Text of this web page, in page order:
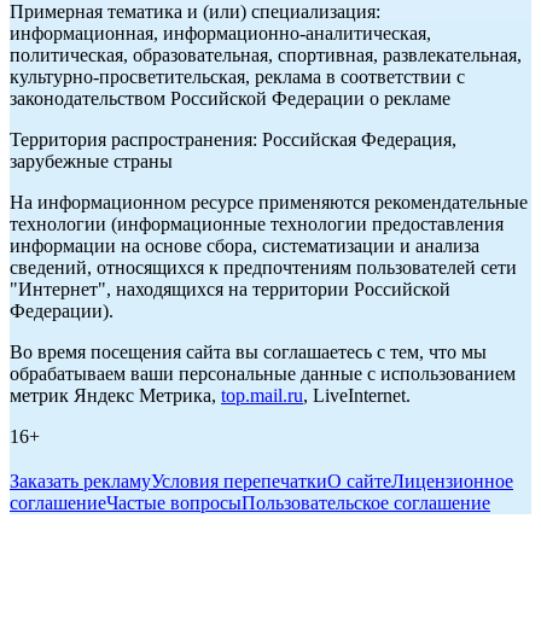
Примерная тематика и (или) специализация:
информационная, информационно-аналитическая,
политическая, образовательная, спортивная, развлекательная,
культурно-просветительская, реклама в соответствии с
законодательством Российской Федерации о рекламе
Территория распространения: Российская Федерация,
зарубежные страны
На информационном ресурсе применяются рекомендательные
технологии (информационные технологии предоставления
информации на основе сбора, систематизации и анализа
сведений, относящихся к предпочтениям пользователей сети
"Интернет", находящихся на территории Российской
Федерации).
Во время посещения сайта вы соглашаетесь с тем, что мы
обрабатываем ваши персональные данные с использованием
метрик Яндекс Метрика, top.mail.ru, LiveInternet.
16+
Заказать рекламуУсловия перепечаткиО сайтеЛицензионное
соглашениеЧастые вопросыПользовательское соглашение